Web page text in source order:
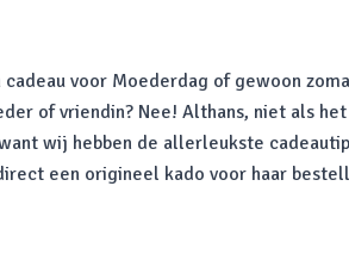
cadeau voor Moederdag of gewoon
of vriendin? Nee! Althans, niet als
wij hebben de allerleukste
een origineel kado voor haar